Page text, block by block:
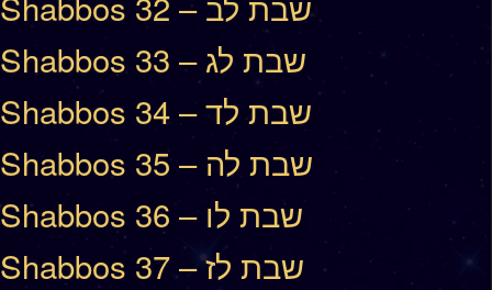
Shabbos 33 – שבת לג
Shabbos 34 – שבת לד
Shabbos 35 – שבת לה
Shabbos 36 – שבת לו
Shabbos 37 – שבת לז